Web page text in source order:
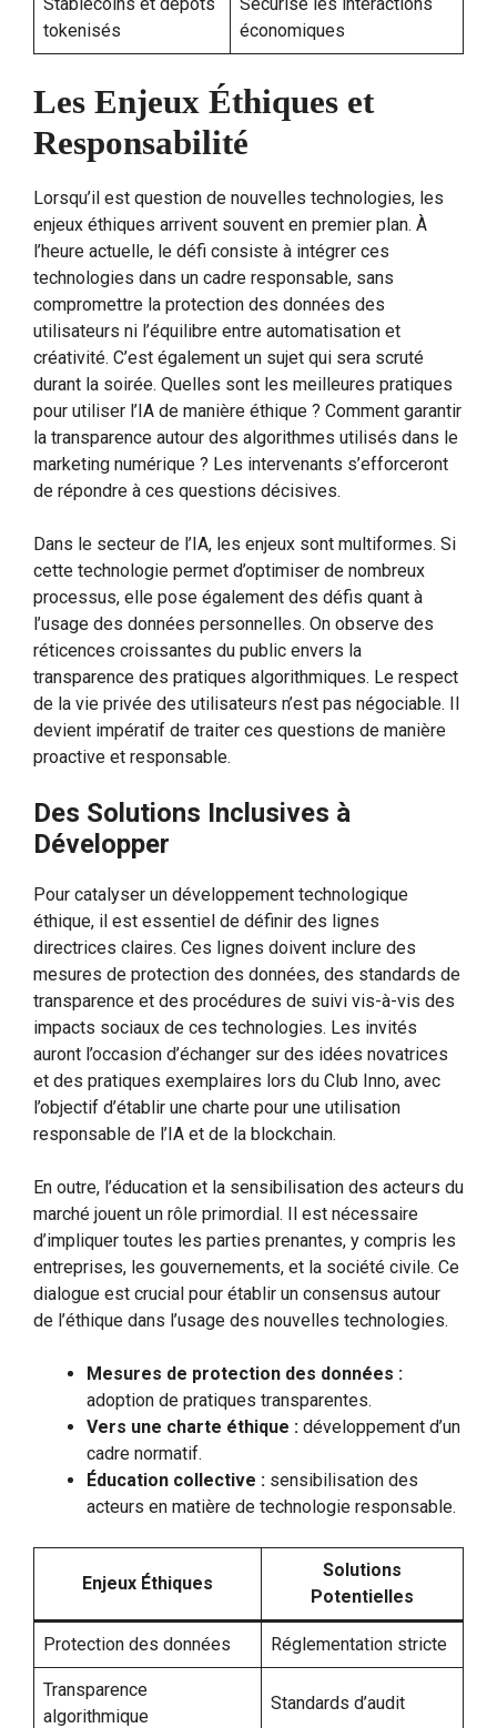
tokenisés
économiques
Les Enjeux Éthiques et
Responsabilité
Lorsqu’il est question de nouvelles technologies, les
enjeux éthiques arrivent souvent en premier plan. À
l’heure actuelle, le défi consiste à intégrer ces
technologies dans un cadre responsable, sans
compromettre la protection des données des
utilisateurs ni l’équilibre entre automatisation et
créativité. C’est également un sujet qui sera scruté
durant la soirée. Quelles sont les meilleures pratiques
pour utiliser l’IA de manière éthique ? Comment garantir
la transparence autour des algorithmes utilisés dans le
marketing numérique ? Les intervenants s’efforceront
de répondre à ces questions décisives.
Dans le secteur de l’IA, les enjeux sont multiformes. Si
cette technologie permet d’optimiser de nombreux
processus, elle pose également des défis quant à
l’usage des données personnelles. On observe des
réticences croissantes du public envers la
transparence des pratiques algorithmiques. Le respect
de la vie privée des utilisateurs n’est pas négociable. Il
devient impératif de traiter ces questions de manière
proactive et responsable.
Des Solutions Inclusives à
Développer
Pour catalyser un développement technologique
éthique, il est essentiel de définir des lignes
directrices claires. Ces lignes doivent inclure des
mesures de protection des données, des standards de
transparence et des procédures de suivi vis-à-vis des
impacts sociaux de ces technologies. Les invités
auront l’occasion d’échanger sur des idées novatrices
et des pratiques exemplaires lors du Club Inno, avec
l’objectif d’établir une charte pour une utilisation
responsable de l’IA et de la blockchain.
En outre, l’éducation et la sensibilisation des acteurs du
marché jouent un rôle primordial. Il est nécessaire
d’impliquer toutes les parties prenantes, y compris les
entreprises, les gouvernements, et la société civile. Ce
dialogue est crucial pour établir un consensus autour
de l’éthique dans l’usage des nouvelles technologies.
Mesures de protection des données :
adoption de pratiques transparentes.
Vers une charte éthique : développement d’un
cadre normatif.
Éducation collective : sensibilisation des
acteurs en matière de technologie responsable.
Enjeux Éthiques
Solutions
Potentielles
Protection des données Réglementation stricte
Transparence
algorithmique
Standards d’audit